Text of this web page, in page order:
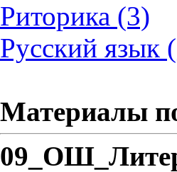
Риторика (3)
Русский язык
Материалы